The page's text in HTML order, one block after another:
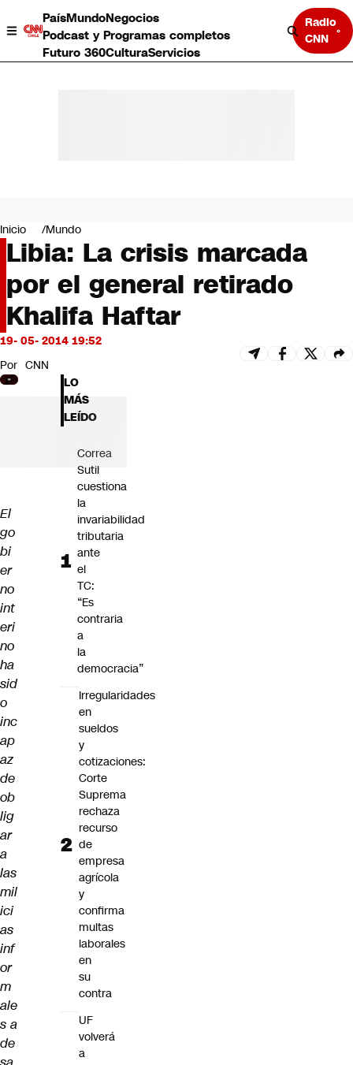
PaísMundoNegocios
Podcast y Programas completos
Futuro 360CulturaServicios
Radio
CNN
Negocios
Deportes
Programas completos
Cultura
Servicios
Bits
CNN tiempo
Futuro 360
Opinión
Inicio Mundo
Libia: La crisis marcada
por el general retirado
Khalifa Haftar
19- 05- 2014 19:52
Por CNN
El
go
bi
er
no
int
eri
no
ha
sid
o
inc
ap
az
de
ob
lig
ar
a
las
mil
ici
as
inf
or
m
ale
s a
de
LO
MÁS
LEÍDO
Correa
Sutil
cuestiona
la
invariabilidad
tributaria
ante
el
TC:
“Es
contraria
a
la
democracia”
Irregularidades
en
sueldos
y
cotizaciones:
Corte
Suprema
rechaza
recurso
de
empresa
agrícola
y
confirma
multas
laborales
en
su
contra
UF
volverá
a